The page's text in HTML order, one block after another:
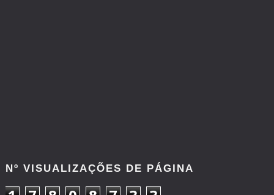
Nº VISUALIZAÇÕES DE PÁGINA